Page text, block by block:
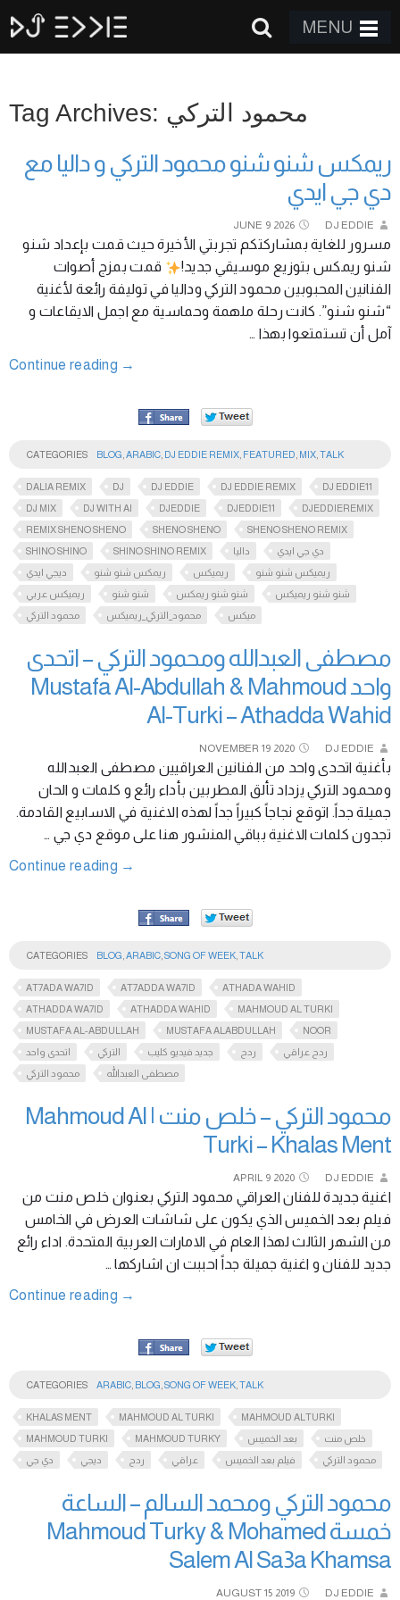
MENU
Tag Archives: محمود التركي
ريمكس شنو شنو محمود التركي و داليا مع
دي جي ايدي
JUNE 9 2026 DJ EDDIE
مسرور للغاية بمشاركتكم تجربتي الأخيرة حيث قمت بإعداد شنو
شنو ريمكس بتوزيع موسيقي جديد!
قمت بمزج أصوات
الفنانين المحبوبين محمود التركي وداليا في توليفة رائعة لأغنية
“شنو شنو”. كانت رحلة ملهمة وحماسية مع اجمل الايقاعات و
آمل أن تستمتعوا بهذا …
Continue reading →
CATEGORIES BLOG ARABIC DJ EDDIE REMIX FEATURED MIX TALK
DALIA REMIX DJ DJ EDDIE DJ EDDIE REMIX
DJ EDDIE11
DJ MIX
DJ WITH AI DJEDDIE DJEDDIE11
DJEDDIEREMIX
REMIX SHENO SHENO
SHENO SHENO
SHENO SHENO REMIX
SHINO SHINO
SHINO SHINO REMIX داليا
دي جي ايدي
ديجي ايدي
ريمكس شنو شنو ريميكس
ريميكس شنو شنو
ريميكس عربي
شنو شنو شنو شنو ريمكس
شنو شنو ريميكس
محمود التركي
محمود_التركي_ريميكس ميكس
مصطفى العبدالله ومحمود التركي – اتحدى
واحد Mustafa Al-Abdullah & Mahmoud
Al-Turki – Athadda Wahid
NOVEMBER 19 2020 DJ EDDIE
بأغنية اتحدى واحد من الفنانين العراقيين مصطفى العبدالله
ومحمود التركي يزداد تألق المطربين بأداء رائع و كلمات و الحان
جميلة جداً. اتوقع نجاجاً كبيراً جداً لهذه الاغنية في الاسابيع القادمة.
تجدون كلمات الاغنية بباقي المنشور هنا على موقع دي جي …
Continue reading →
CATEGORIES BLOG ARABIC SONG OF WEEK TALK
AT7ADA WA7ID AT7ADDA WA7ID
ATHADA WAHID
ATHADDA WA7ID
ATHADDA WAHID
MAHMOUD AL TURKI
MUSTAFA AL-ABDULLAH
MUSTAFA ALABDULLAH
NOOR
اتحدى واحد
التركي جديد فيديو كليب ردح
ردح عراقي
محمود التركي
مصطفى العبدالله
محمود التركي – خلص منت | Mahmoud Al
Turki – Khalas Ment
APRIL 9 2020 DJ EDDIE
اغنية جديدة للفنان العراقي محمود التركي بعنوان خلص منت من
فيلم بعد الخميس الذي يكون على شاشات العرض في الخامس
من الشهر الثالث لهذا العام في الامارات العربية المتحدة. اداء رائع
جديد للفنان و اغنية جميلة جداً احببت ان اشاركها …
Continue reading →
CATEGORIES ARABIC BLOG SONG OF WEEK TALK
KHALAS MENT MAHMOUD AL TURKI
MAHMOUD ALTURKI
MAHMOUD TURKI
MAHMOUD TURKY بعد الخميس
خلص منت
دي جي
ديجي ردح عراقي فيلم بعد الخميس محمود التركي
محمود التركي ومحمد السالم – الساعة
خمسة Mahmoud Turky & Mohamed
Salem Al Sa3a Khamsa
AUGUST 15 2019 DJ EDDIE